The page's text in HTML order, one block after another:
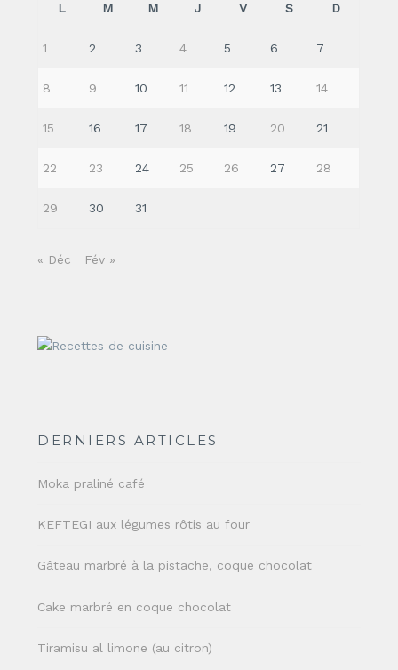
L M M J V S D
1 2 3 4 5 6 7
8 9 10 11 12 13 14
15 16 17 18 19 20 21
22 23 24 25 26 27 28
29 30 31
« Déc Fév »
DERNIERS ARTICLES
Moka praliné café
KEFTEGI aux légumes rôtis au four
Gâteau marbré à la pistache, coque chocolat
Cake marbré en coque chocolat
Tiramisu al limone (au citron)